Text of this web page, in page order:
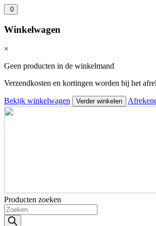
0
Winkelwagen
×
Geen producten in de winkelmand
Verzendkosten en kortingen worden bij het
Bekijk winkelwagen Verder winkelen
Producten zoeken